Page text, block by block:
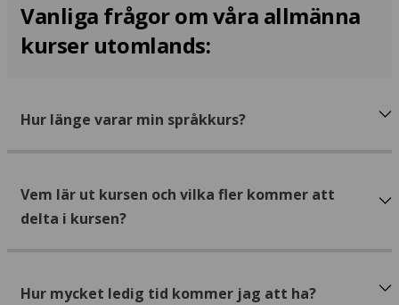
Vanliga frågor om våra allmänna
kurser utomlands:
Hur länge varar min språkkurs?
Vem lär ut kursen och vilka fler kommer att
delta i kursen?
Hur mycket ledig tid kommer jag att ha?